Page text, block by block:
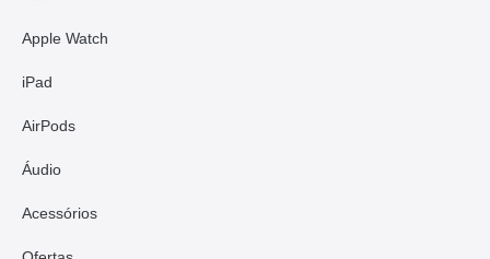
Apple Watch
iPad
AirPods
Áudio
Acessórios